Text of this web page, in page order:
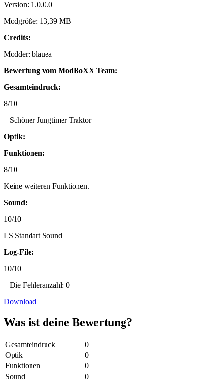
Version: 1.0.0.0
Modgröße: 13,39 MB
Credits:
Modder: blauea
Bewertung vom ModBoXX Team:
Gesamteindruck:
8/10
– Schöner Jungtimer Traktor
Optik:
Funktionen:
8/10
Keine weiteren Funktionen.
Sound:
10/10
LS Standart Sound
Log-File:
10/10
– Die Fehleranzahl: 0
Download
Was ist deine Bewertung?
Gesamteindruck
0
Optik
0
Funktionen
0
Sound
0